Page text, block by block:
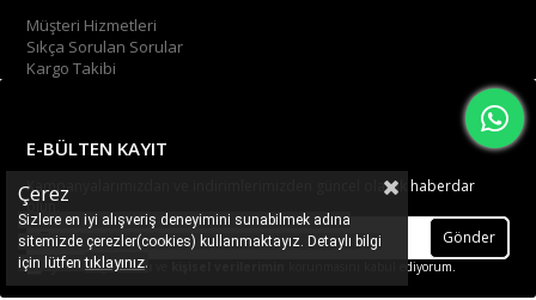
Müşteri Hizmetleri
Sıkça Sorulan Sorular
Kargo Takibi
E-BÜLTEN KAYIT
Kampanyalarımızdan ve indirimlerimizden güncel olarak haberdar
olun.
Gönder
Üyelik koşullarını korunmasını kabul ediyorum.
Çerez
Sizlere en iyi alışveriş deneyimini sunabilmek adına
sitemizde çerezler(cookies) kullanmaktayız. Detaylı bilgi
için lütfentıklayınız.